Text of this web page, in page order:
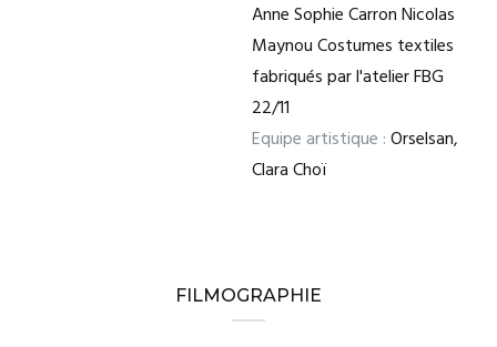
Anne Sophie Carron Nicolas
Maynou Costumes textiles
fabriqués par l'atelier FBG
22/11
Equipe artistique :Orselsan,
Clara Choï
FILMOGRAPHIE